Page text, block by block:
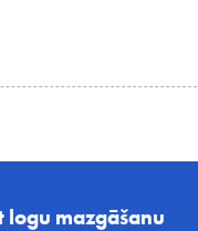
logu mazgāšanu